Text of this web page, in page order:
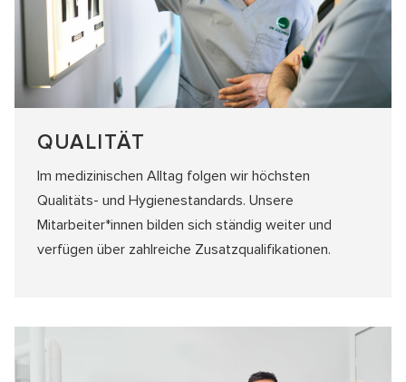
QUALITÄT
Im medizinischen Alltag folgen wir höchsten
Qualitäts- und Hygienestandards. Unsere
Mitarbeiter*innen bilden sich ständig weiter und
verfügen über zahlreiche Zusatzqualifikationen.